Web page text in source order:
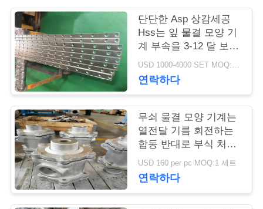
연
락
주
세
요
뉴
스
단단한 Asp 상감세공
Hss는 잎 물결 모양 기
계 부속을 3-12 달 보장
을 잘라냈습니다
USD 1000-4000 SET MOQ:1개 세트
연락하다
무쇠 물결 모양 기계는
열전달 기름 회전하는
합동 반대로 부식 처리
를 분해합니다
USD 160 per pc MOQ:1 세트
연락하다